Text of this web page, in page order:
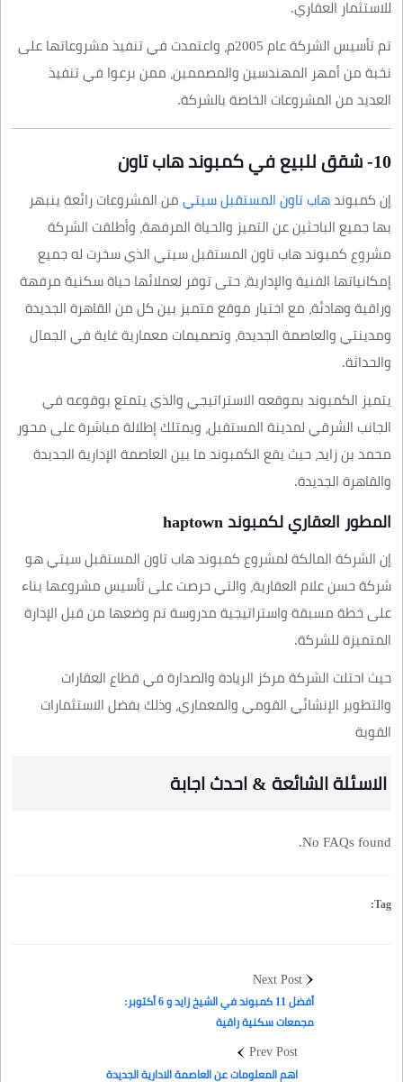
للاستثمار العقاري.
تم تأسيس الشركة عام 2005م، واعتمدت في تنفيذ مشروعاتها على
نخبة من أمهر المهندسين والمصممين، ممن برعوا في تنفيذ
العديد من المشروعات الخاصة بالشركة.
10- شقق للبيع في كمبوند هاب تاون
إن كمبوند هاب تاون المستقبل سيتي من المشروعات رائعة ينبهر
بها جميع الباحثين عن التميز والحياة المرفهة، وأطلقت الشركة
مشروع كمبوند هاب تاون المستقبل سيتي الذي سخرت له جميع
إمكانياتها الفنية والإدارية، حتى توفر لعملائها حياة سكنية مرفهة
وراقية وهادئة، مع اختيار موقع متميز بين كل من القاهرة الجديدة
ومدينتي والعاصمة الجديدة، وتصميمات معمارية غاية في الجمال
والحداثة.
يتميز الكمبوند بموقعه الاستراتيجي والذي يتمتع بوقوعه في
الجانب الشرقي لمدينة المستقبل، ويمتلك إطلالة مباشرة على محور
محمد بن زايد، حيث يقع الكمبوند ما بين العاصمة الإدارية الجديدة
والقاهرة الجديدة.
المطور العقاري لكمبوند haptown
إن الشركة المالكة لمشروع كمبوند هاب تاون المستقبل سيتي هو
شركة حسن علام العقارية، والتي حرصت على تأسيس مشروعها بناء
على خطة مسبقة واستراتيجية مدروسة تم وضعها من قبل الإدارة
المتميزة للشركة.
حيث احتلت الشركة مركز الريادة والصدارة في قطاع العقارات
والتطوير الإنشائي القومي والمعماري، وذلك بفضل الاستثمارات
القوية
الاسئلة الشائعة & احدث اجابة
No FAQs found.
Tag:
أفضل 11 كمبوند في الشيخ زايد و 6 أكتوبر:
مجمعات سكنية راقية
Prev Post
اهم المعلومات عن العاصمة الادارية الجديدة